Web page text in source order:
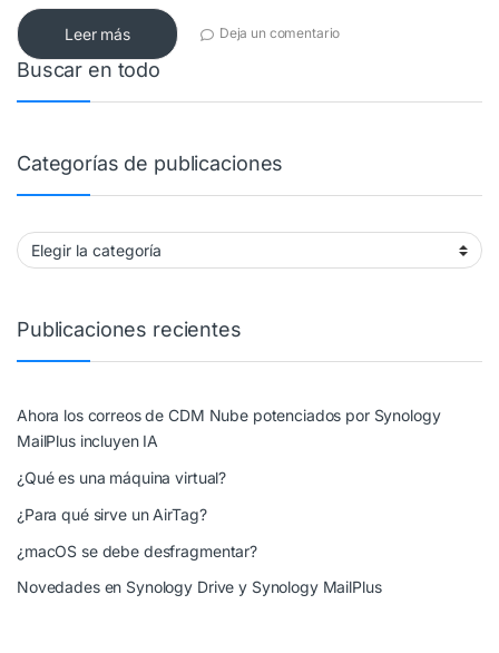
Leer más Deja un comentario
Buscar en todo
Categorías de publicaciones
Categorías de publicaciones
Publicaciones recientes
Ahora los correos de CDM Nube potenciados por Synology
MailPlus incluyen IA
¿Qué es una máquina virtual?
¿Para qué sirve un AirTag?
¿macOS se debe desfragmentar?
Novedades en Synology Drive y Synology MailPlus